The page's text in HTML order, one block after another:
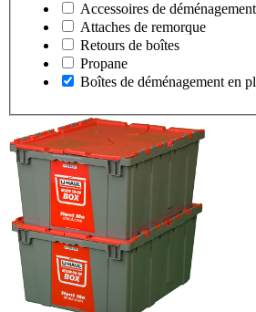
Accessoires de déménagement
Attaches de remorque
Retours de boîtes
Propane
Boîtes de déménagement en